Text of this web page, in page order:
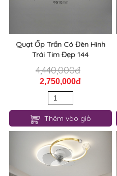
Quạt Ốp Trần Có Đèn Hình
Trái Tim Đẹp 144
4,440,000đ
2,750,000đ
Thêm vào giỏ